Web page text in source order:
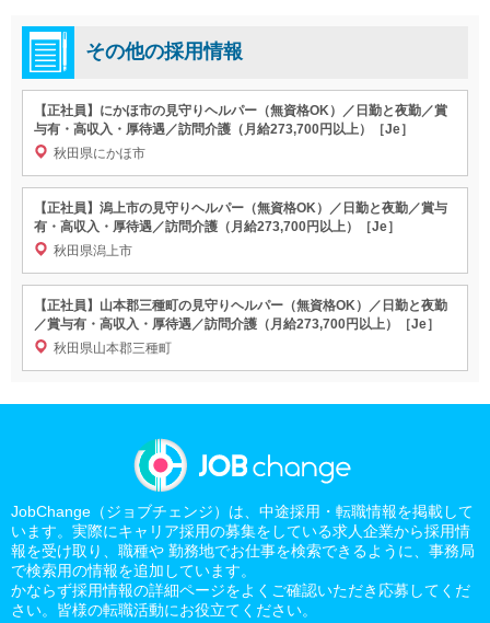
その他の採用情報
【正社員】にかほ市の見守りヘルパー（無資格OK）／日勤と夜勤／賞
与有・高収入・厚待遇／訪問介護（月給273,700円以上）［Je］
秋田県にかほ市
【正社員】潟上市の見守りヘルパー（無資格OK）／日勤と夜勤／賞与
有・高収入・厚待遇／訪問介護（月給273,700円以上）［Je］
秋田県潟上市
【正社員】山本郡三種町の見守りヘルパー（無資格OK）／日勤と夜勤
／賞与有・高収入・厚待遇／訪問介護（月給273,700円以上）［Je］
秋田県山本郡三種町
JobChange（ジョブチェンジ）は、中途採用・転職情報を掲載して
います。実際にキャリア採用の募集をしている求人企業から採用情
報を受け取り、職種や 勤務地でお仕事を検索できるように、事務局
で検索用の情報を追加しています。
かならず採用情報の詳細ページをよくご確認いただき応募してくだ
さい。皆様の転職活動にお役立てください。